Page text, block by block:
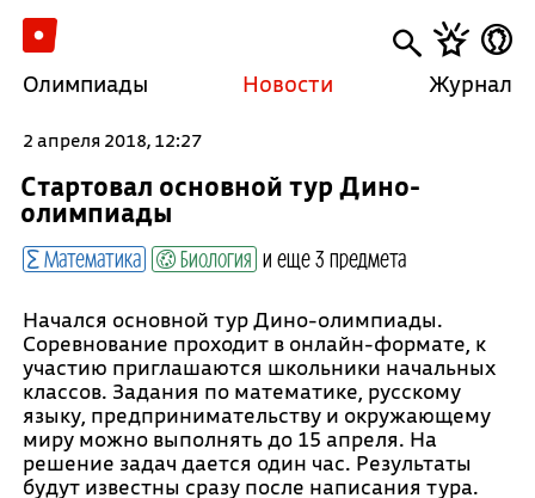
Олимпиады Новости Журнал
2 апреля 2018, 12:27
Стартовал основной тур Дино-
олимпиады
Математика Биология и еще 3 предмета
Начался основной тур Дино-олимпиады.
Соревнование проходит в онлайн-формате, к
участию приглашаются школьники начальных
классов. Задания по математике, русскому
языку, предпринимательству и окружающему
миру можно выполнять до 15 апреля. На
решение задач дается один час. Результаты
будут известны сразу после написания тура.